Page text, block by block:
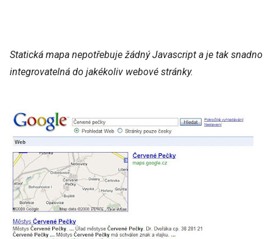
Statická mapa nepotřebuje žádný Javascript a je tak snadno
integrovatelná do jakékoliv webové stránky.